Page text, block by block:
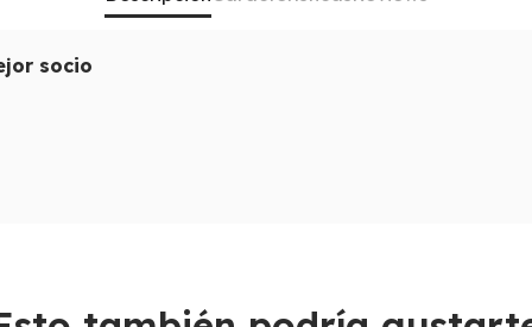
socio
fotografía profesional en RAW o montajes de vídeo 4K,
y la dependencia absoluta de la nube; aquí tienes
en sintonía con la
una nitidez que asusta.